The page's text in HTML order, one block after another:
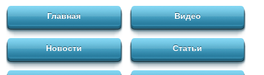
Главная Видео
Новости Статьи